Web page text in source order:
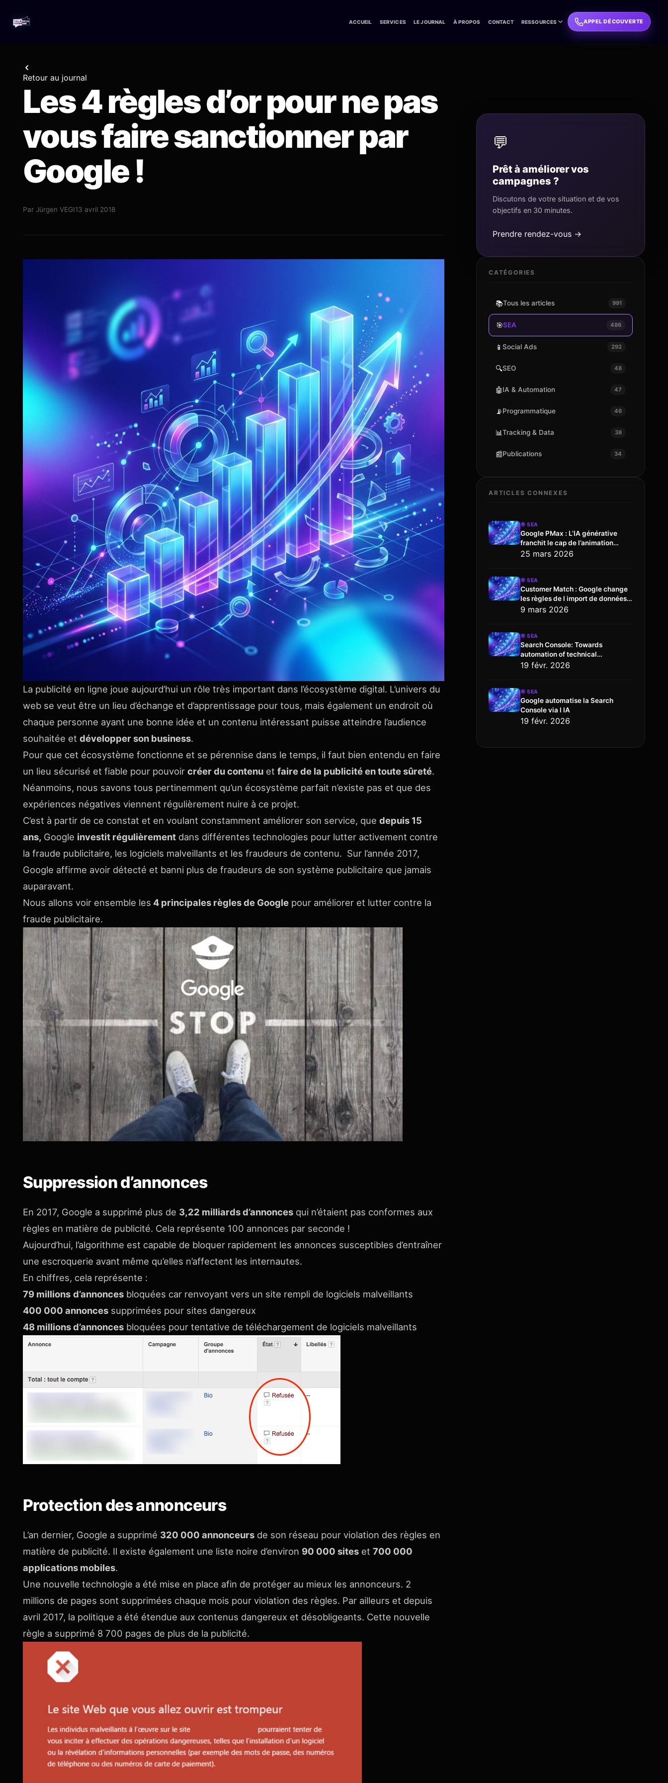
ACCUEIL SERVICES LE JOURNAL À PROPOS CONTACT RESSOURCES APPEL DÉCOUVERTE
Retour au journal
Les 4 règles d’or pour ne pas
vous faire sanctionner par
Google !
Par Jürgen VEGI13 avril 2018
La publicité en ligne joue aujourd’hui un rôle très important dans l’écosystème digital. L’univers du
web se veut être un lieu d’échange et d’apprentissage pour tous, mais également un endroit où
chaque personne ayant une bonne idée et un contenu intéressant puisse atteindre l’audience
souhaitée et développer son business.
Pour que cet écosystème fonctionne et se pérennise dans le temps, il faut bien entendu en faire
un lieu sécurisé et fiable pour pouvoir créer du contenu et faire de la publicité en toute sûreté.
Néanmoins, nous savons tous pertinemment qu’un écosystème parfait n’existe pas et que des
expériences négatives viennent régulièrement nuire à ce projet.
C’est à partir de ce constat et en voulant constamment améliorer son service, que depuis 15
ans, Google investit régulièrement dans différentes technologies pour lutter activement contre
la fraude publicitaire, les logiciels malveillants et les fraudeurs de contenu. Sur l’année 2017,
Google affirme avoir détecté et banni plus de fraudeurs de son système publicitaire que jamais
auparavant.
Nous allons voir ensemble les 4 principales règles de Google pour améliorer et lutter contre la
fraude publicitaire.
Suppression d’annonces
En 2017, Google a supprimé plus de 3,22 milliards d’annonces qui n’étaient pas conformes aux
règles en matière de publicité. Cela représente 100 annonces par seconde !
Aujourd’hui, l’algorithme est capable de bloquer rapidement les annonces susceptibles d’entraîner
une escroquerie avant même qu’elles n’affectent les internautes.
En chiffres, cela représente :
79 millions d’annonces bloquées car renvoyant vers un site rempli de logiciels malveillants
400 000 annonces supprimées pour sites dangereux
48 millions d’annonces bloquées pour tentative de téléchargement de logiciels malveillants
Protection des annonceurs
L’an dernier, Google a supprimé 320 000 annonceurs de son réseau pour violation des règles en
matière de publicité. Il existe également une liste noire d’environ 90 000 sites et 700 000
applications mobiles.
Une nouvelle technologie a été mise en place afin de protéger au mieux les annonceurs. 2
millions de pages sont supprimées chaque mois pour violation des règles. Par ailleurs et depuis
avril 2017, la politique a été étendue aux contenus dangereux et désobligeants. Cette nouvelle
règle a supprimé 8 700 pages de plus de la publicité.
💬
Prêt à améliorer vos
campagnes ?
Discutons de votre situation et de vos
objectifs en 30 minutes.
Prendre rendez-vous →
CATÉGORIES
📚Tous les articles 991
🎯SEA 486
📱 Social Ads 292
🔍SEO 48
🤖IA & Automation 47
📡Programmatique 46
📊Tracking & Data 38
📰Publications 34
ARTICLES CONNEXES
🎯 SEA
Google PMax : L’IA générative
franchit le cap de l’animation
vidéo
25 mars 2026
🎯 SEA
Customer Match : Google change
les règles de l import de données
via l API
9 mars 2026
🎯 SEA
Search Console: Towards
automation of technical
configuration
19 févr. 2026
🎯 SEA
Google automatise la Search
Console via l IA
19 févr. 2026